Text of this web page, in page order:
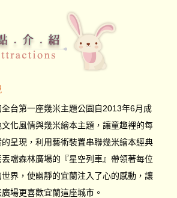
台第一座幾米主題公園自2013年6月成
化風情與幾米繪本主題，讓童趣裡的每
呈現，利用藝術裝置串聯幾米繪本經典
噹森林廣場的『星空列車』帶領著每位
界，使幽靜的宜蘭注入了心的感動，讓
場更喜歡宜蘭這座城市。